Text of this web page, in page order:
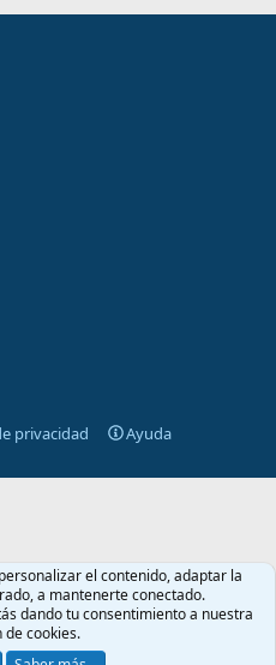
privacidad
Ayuda
el contenido, adaptar la
a mantenerte conectado.
dando tu consentimiento a nuestra
de cookies.